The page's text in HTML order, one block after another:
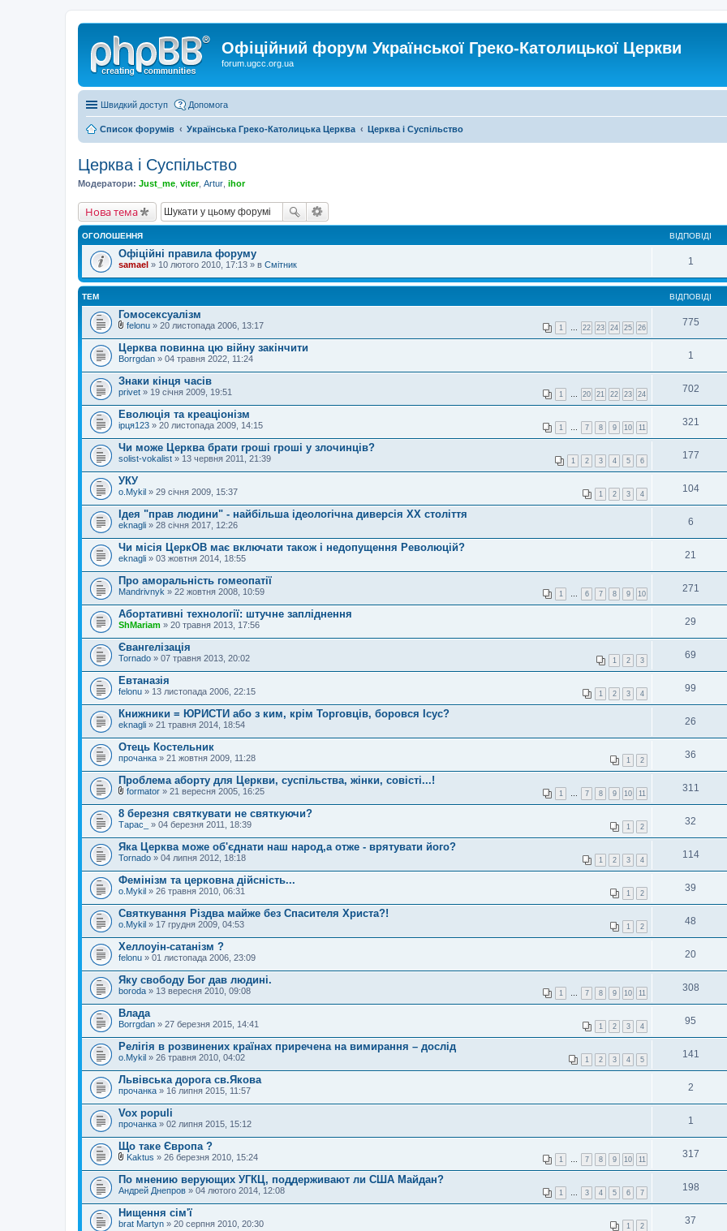
Офіційний форум Української Греко-Католицької Церкви
forum.ugcc.org.ua
Швидкий доступ Допомога
Список форумів Українська Греко-Католицька Церква Церква і Суспільство
Церква і Суспільство
Модератори: Just_me viter, Artur ihor
Нова тема
ОГОЛОШЕННЯ ВІДПОВІДІ
Офіційні правила форуму
samael » 10 лютого 2010, 17:13 » в Смітник 1
ТЕМ ВІДПОВІДІ
Гомосексуалізм
1 … 22 23 24 25 26
к
л
а
д
е
н
я
felonu » 20 листопада 2006, 13:17 775
Церква повинна цю війну закінчити
Borrgdan » 04 травня 2022, 11:24 1
Знаки кінця часів
1 … 20 21 22 23 24
privet » 19 січня 2009, 19:51 702
Еволюція та креаціонізм
1 … 7 8 9 10 11
ірця123 » 20 листопада 2009, 14:15 321
Чи може Церква брати гроші гроші у злочинців?
1 2 3 4 5 6
solist-vokalist » 13 червня 2011, 21:39 177
УКУ
1 2 3 4
o.Mykil » 29 січня 2009, 15:37 104
Ідея "прав людини" - найбільша ідеологічна диверсія ХХ століття
eknagli » 28 січня 2017, 12:26 6
Чи місія ЦеркОВ має включати також і недопущення Революцій?
eknagli » 03 жовтня 2014, 18:55 21
Про аморальність гомеопатії
1 … 6 7 8 9 10
Mandrivnyk » 22 жовтня 2008, 10:59 271
Абортативні технології: штучне запліднення
ShMariam » 20 травня 2013, 17:56 29
Євангелізація
1 2 3
Tornado » 07 травня 2013, 20:02 69
Евтаназія
1 2 3 4
felonu » 13 листопада 2006, 22:15 99
Книжники = ЮРИСТИ або з ким, крім Торговців, боровся Ісус?
eknagli » 21 травня 2014, 18:54 26
Отець Костельник
1 2
прочанка » 21 жовтня 2009, 11:28 36
Проблема аборту для Церкви, суспільства, жінки, совісті...!
1 … 7 8 9 10 11
л
а
д
е
н
я
formator » 21 вересня 2005, 16:25 311
8 березня святкувати не святкуючи?
1 2
Тарас_ » 04 березня 2011, 18:39 32
Яка Церква може об'єднати наш народ,а отже - врятувати його?
1 2 3 4
Tornado » 04 липня 2012, 18:18 114
Фемінізм та церковна дійсність...
1 2
o.Mykil » 26 травня 2010, 06:31 39
Святкування Різдва майже без Спасителя Христа?!
1 2
o.Mykil » 17 грудня 2009, 04:53 48
Хеллоуін-сатанізм ?
felonu » 01 листопада 2006, 23:09 20
Яку свободу Бог дав людині.
1 … 7 8 9 10 11
boroda » 13 вересня 2010, 09:08 308
Влада
1 2 3 4
Borrgdan » 27 березня 2015, 14:41 95
Релігія в розвинених країнах приречена на вимирання – дослід
1 2 3 4 5
o.Mykil » 26 травня 2010, 04:02 141
Львівська дорога св.Якова
прочанка » 16 липня 2015, 11:57 2
Vox populi
прочанка » 02 липня 2015, 15:12 1
Що таке Європа ?
1 … 7 8 9 10 11
к
л
а
д
е
н
Kaktus » 26 березня 2010, 15:24 317
По мнению верующих УГКЦ, поддерживают ли США Майдан?
1 … 3 4 5 6 7
Андрей Днепров » 04 лютого 2014, 12:08 198
Нищення сім'ї
1 2
brat Martyn » 20 серпня 2010, 20:30 37